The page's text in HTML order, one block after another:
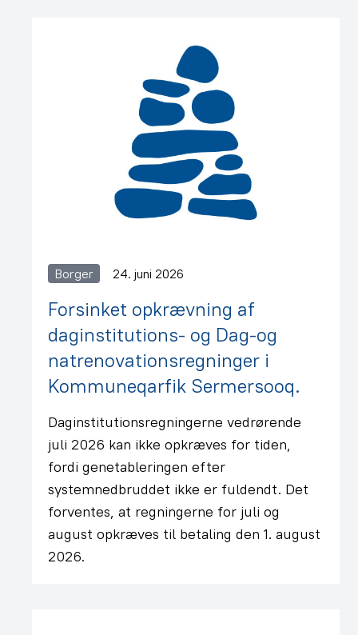
Borger 24. juni 2026
Forsinket opkrævning af
daginstitutions- og Dag-og
natrenovationsregninger i
Kommuneqarfik Sermersooq.
Daginstitutionsregningerne vedrørende
juli 2026 kan ikke opkræves for tiden,
fordi genetableringen efter
systemnedbruddet ikke er fuldendt. Det
forventes, at regningerne for juli og
august opkræves til betaling den 1. august
2026.